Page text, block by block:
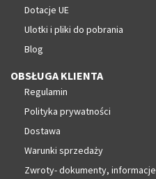
Dotacje UE
Ulotki i pliki do pobrania
Blog
OBSŁUGA KLIENTA
Regulamin
Polityka prywatności
Dostawa
Warunki sprzedaży
Zwroty- dokumenty, informacje